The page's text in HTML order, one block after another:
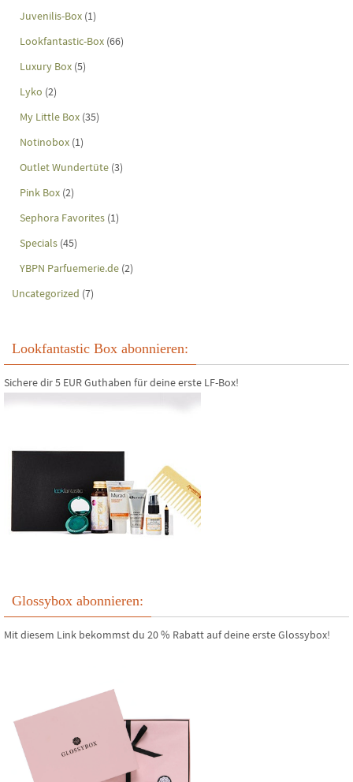
Juvenilis-Box (1)
Lookfantastic-Box (66)
Luxury Box (5)
Lyko (2)
My Little Box (35)
Notinobox (1)
Outlet Wundertüte (3)
Pink Box (2)
Sephora Favorites (1)
Specials (45)
YBPN Parfuemerie.de (2)
Uncategorized (7)
Lookfantastic Box abonnieren:
Sichere dir 5 EUR Guthaben für deine erste LF-Box!
Glossybox abonnieren:
Mit diesem Link bekommst du 20 % Rabatt auf deine erste Glossybox!